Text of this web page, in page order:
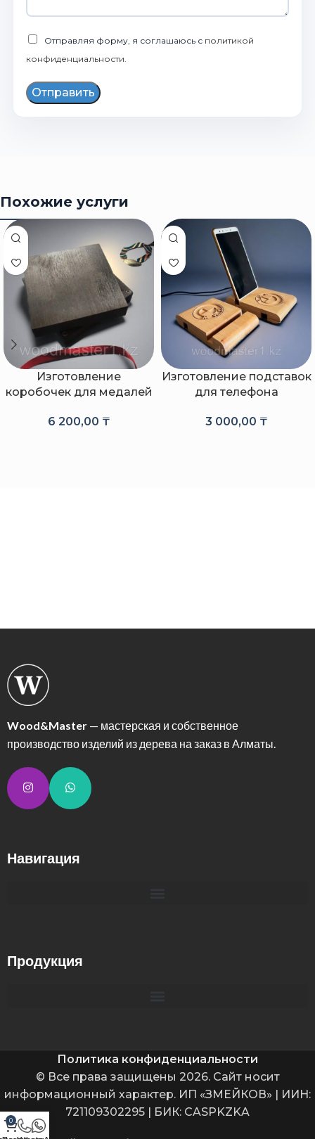
Отправляя форму, я соглашаюсь с политикой
конфиденциальности.
Отправить
Похожие услуги
Изготовление
коробочек для медалей
6 200,00 ₸
Изготовление подставок
для телефона
3 000,00 ₸
Wood&Master — мастерская и собственное
производство изделий из дерева на заказ в Алматы.
Навигация
Продукция
Политика конфиденциальности
© Все права защищены 2026. Сайт носит
информационный характер. ИП «ЗМЕЙКОВ» | ИИН:
721109302295 | БИК: CASPKZKA
0